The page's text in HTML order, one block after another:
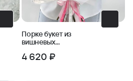
Порке букет из
вишневых
упаковке
4 620 ₽